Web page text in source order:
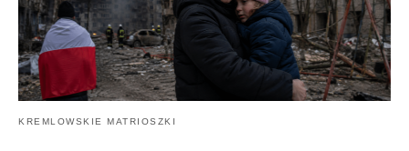
KREMLOWSKIE MATRIOSZKI